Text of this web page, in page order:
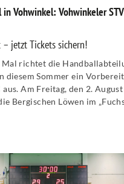
in Vohwinkel: Vohwinkeler
jetzt Tickets sichern!
richtet die
diesem Sommer ein
Am Freitag, den 2.
Bergischen Löwen im